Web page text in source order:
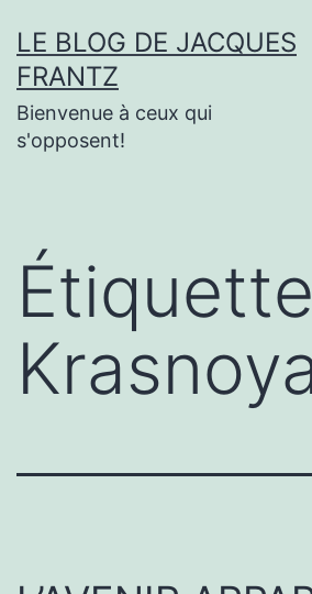
au
contenu
LE BLOG DE JACQUES
FRANTZ
Bienvenue à ceux qui
s'opposent!